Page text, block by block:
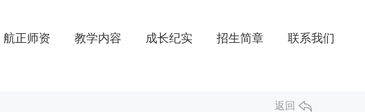
航正师资 教学内容 成长纪实 招生简章 联系我们
返回